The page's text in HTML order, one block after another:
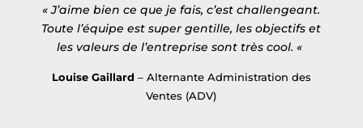
« J’aime bien ce que je fais, c’est challengeant.
Toute l’équipe est super gentille, les objectifs et
les valeurs de l’entreprise sont très cool. «
Louise Gaillard – Alternante Administration des
Ventes (ADV)